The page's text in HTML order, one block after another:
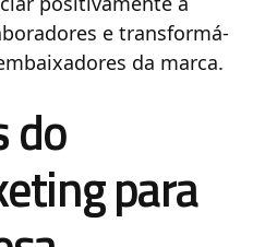
e transformá-
da marca.
do
para